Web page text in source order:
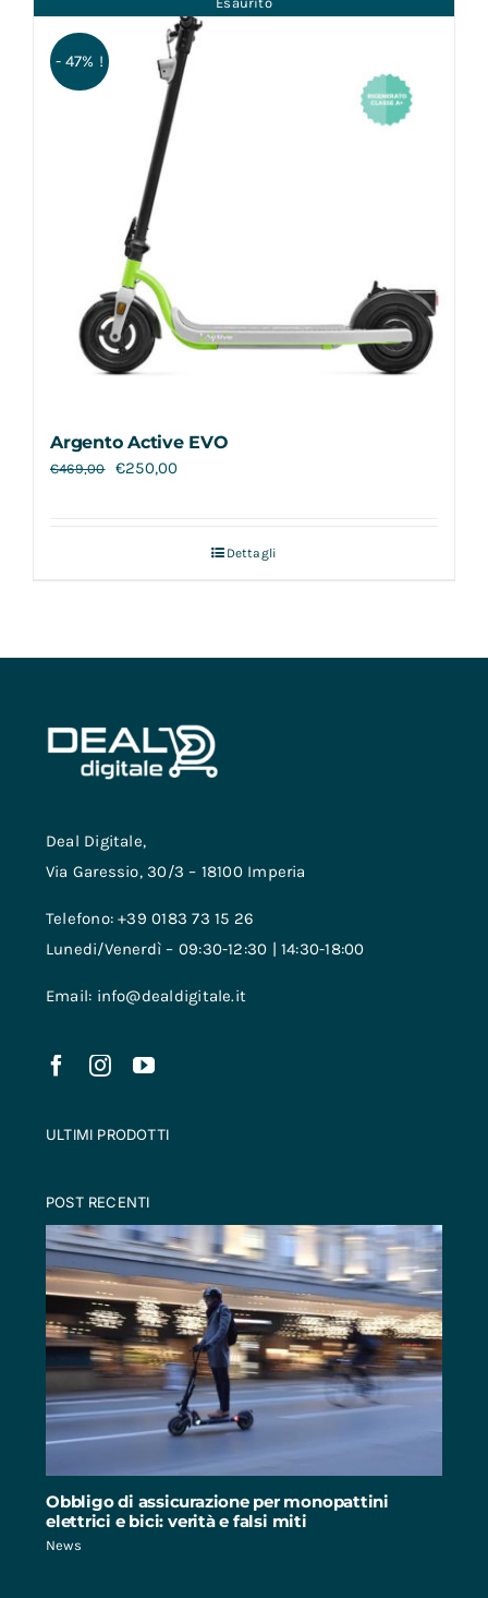
- 47% !
Argento Active EVO
€469,00 €250,00
Dettagli
Deal Digitale,
Via Garessio, 30/3 – 18100 Imperia
Telefono: +39 0183 73 15 26
Lunedi/Venerdì – 09:30-12:30 | 14:30-18:00
Email: info@dealdigitale.it
ULTIMI PRODOTTI
POST RECENTI
Obbligo di assicurazione per monopattini
elettrici e bici: verità e falsi miti
News